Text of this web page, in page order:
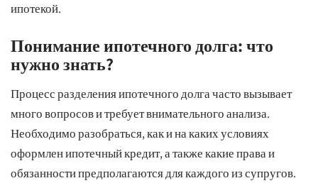
ипотекой.
Понимание ипотечного долга: что
нужно знать?
Процесс разделения ипотечного долга часто вызывает
много вопросов и требует внимательного анализа.
Необходимо разобраться, как и на каких условиях
оформлен ипотечный кредит, а также какие права и
обязанности предполагаются для каждого из супругов.